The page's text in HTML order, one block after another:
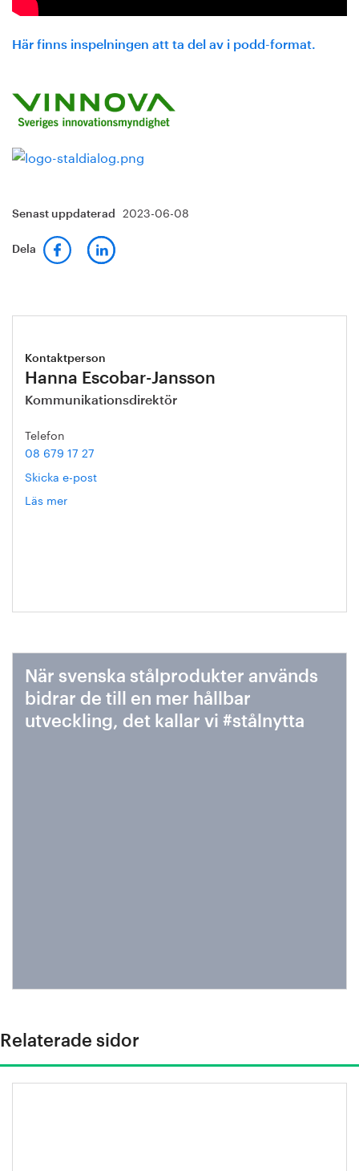
Här finns inspelningen att ta del av i podd-format.
Senast uppdaterad 2023-06-08
Dela
Kontaktperson
Hanna Escobar-Jansson
Kommunikationsdirektör
Telefon
08 679 17 27
Skicka e-post
Läs mer
När svenska stålprodukter används
bidrar de till en mer hållbar
utveckling, det kallar vi #stålnytta
Relaterade sidor